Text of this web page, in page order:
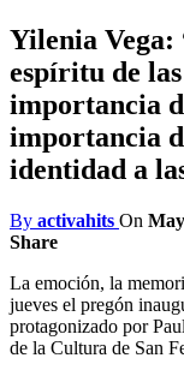
Yilenia Vega:
espíritu de
importancia
importancia
identidad a
By activahits On
Share
La emoción, la
jueves el pregón
protagonizado por
de la Cultura de San